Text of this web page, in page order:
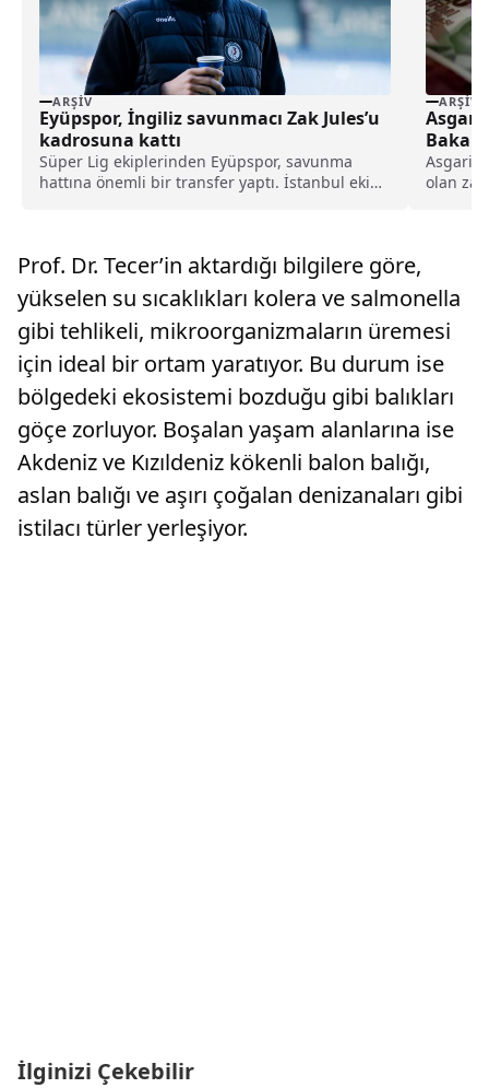
ARŞIV
Eyüpspor, İngiliz savunmacı Zak Jules’u
kadrosuna kattı
Süper Lig ekiplerinden Eyüpspor, savunma
hattına önemli bir transfer yaptı. İstanbul ekibi,
ARŞIV
Asgari
Bakan
Asgari
olan
Prof. Dr. Tecer’in aktardığı bilgilere göre,
yükselen su sıcaklıkları kolera ve salmonella
gibi tehlikeli, mikroorganizmaların üremesi
için ideal bir ortam yaratıyor. Bu durum ise
bölgedeki ekosistemi bozduğu gibi balıkları
göçe zorluyor. Boşalan yaşam alanlarına ise
Akdeniz ve Kızıldeniz kökenli balon balığı,
aslan balığı ve aşırı çoğalan denizanaları gibi
istilacı türler yerleşiyor.
İlginizi Çekebilir